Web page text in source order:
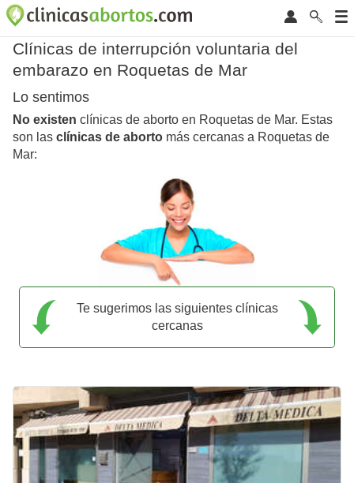
Clínicas de interrupción voluntaria del
embarazo en Roquetas de Mar
Lo sentimos
No existen clínicas de aborto en Roquetas de Mar. Estas
son las clínicas de aborto más cercanas a Roquetas de
Mar:
Te sugerimos las siguientes clínicas
cercanas